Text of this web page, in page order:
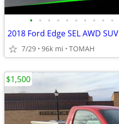
• • • • • • • • • •
2018 Ford Edge SEL AWD SUV
7/29 96k mi TOMAH
$1,500